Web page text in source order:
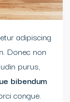
adipiscing
Donec non
purus,
bibendum
congue.